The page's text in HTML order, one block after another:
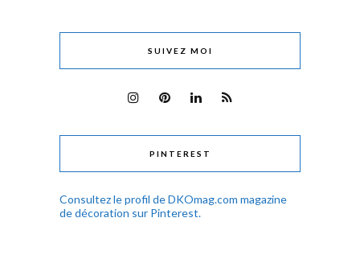
SUIVEZ MOI
PINTEREST
Consultez le profil de DKOmag.com magazine
de décoration sur Pinterest.